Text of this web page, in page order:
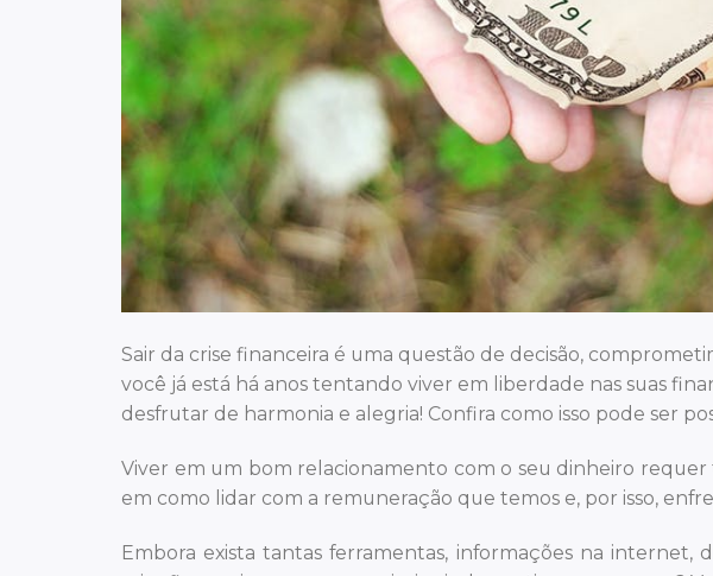
Sair da crise financeira é uma questão de decisão,
você já está há anos tentando viver em liberdade nas suas
desfrutar de harmonia e alegria! Confira como isso pode ser
Viver em um bom relacionamento com o seu dinheiro
em como lidar com a remuneração que temos e, por isso,
Embora exista tantas ferramentas, informações na internet,